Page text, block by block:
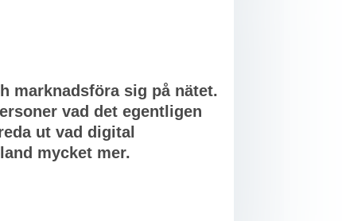
marknadsföra sig på nätet.
vad det egentligen
ut vad digital
mycket mer.